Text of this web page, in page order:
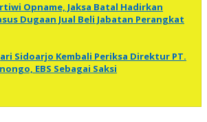
Opname, Jaksa Batal Hadirkan
Dugaan Jual Beli Jabatan Perangkat
Sidoarjo Kembali Periksa Direktur PT.
EBS Sebagai Saksi